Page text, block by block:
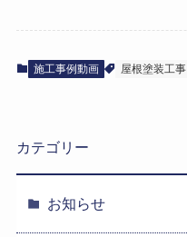
施工事例動画 屋根塗装工事
カテゴリー
お知らせ